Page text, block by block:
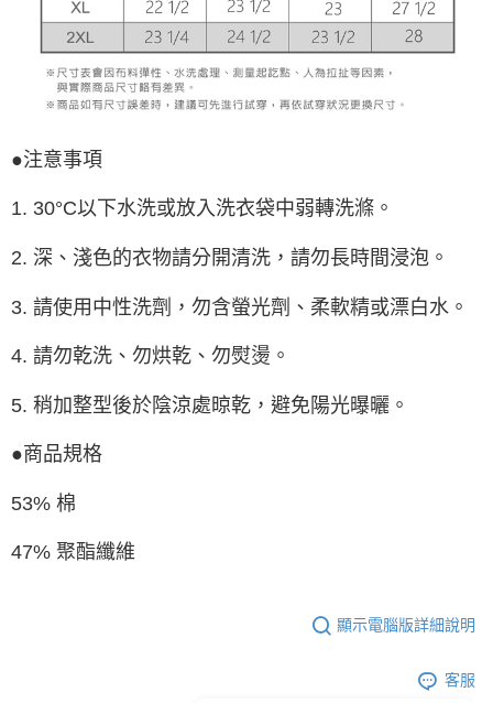
●注意事項
1. 30°C以下水洗或放入洗衣袋中弱轉洗滌。
2. 深、淺色的衣物請分開清洗，請勿長時間浸泡。
3. 請使用中性洗劑，勿含螢光劑、柔軟精或漂白水。
4. 請勿乾洗、勿烘乾、勿熨燙。
5. 稍加整型後於陰涼處晾乾，避免陽光曝曬。
●商品規格
53% 棉
47% 聚酯纖維
顯示電腦版詳細說明
客服